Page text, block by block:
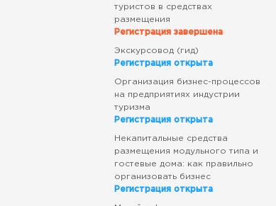
туристов в средствах
размещения
Регистрация завершена
Экскурсовод (гид)
Регистрация открыта
Организация бизнес-процессов
на предприятиях индустрии
туризма
Регистрация открыта
Некапитальные средства
размещения модульного типа и
гостевые дома: как правильно
организовать бизнес
Регистрация открыта